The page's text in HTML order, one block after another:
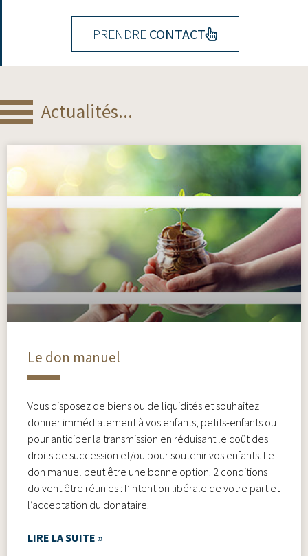
PRENDRE CONTACT
Actualités...
Le don manuel
Vous disposez de biens ou de liquidités et souhaitez
donner immédiatement à vos enfants, petits-enfants ou
pour anticiper la transmission en réduisant le coût des
droits de succession et/ou pour soutenir vos enfants. Le
don manuel peut être une bonne option. 2 conditions
doivent être réunies : l’intention libérale de votre part et
l’acceptation du donataire.
LIRE LA SUITE »